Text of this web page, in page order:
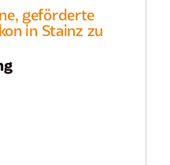
geförderte
in Stainz zu